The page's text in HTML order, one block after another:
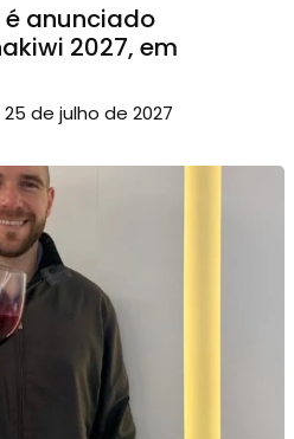
anunciado
2027, em
de julho de 2027